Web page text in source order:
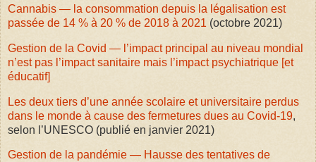
Cannabis — la consommation depuis la légalisation est
passée de 14 % à 20 % de 2018 à 2021 (octobre 2021)
Gestion de la Covid — l’impact principal au niveau mondial
n’est pas l’impact sanitaire mais l’impact psychiatrique [et
éducatif]
Les deux tiers d’une année scolaire et universitaire perdus
dans le monde à cause des fermetures dues au Covid-19,
selon l’UNESCO (publié en janvier 2021)
Gestion de la pandémie — Hausse des tentatives de